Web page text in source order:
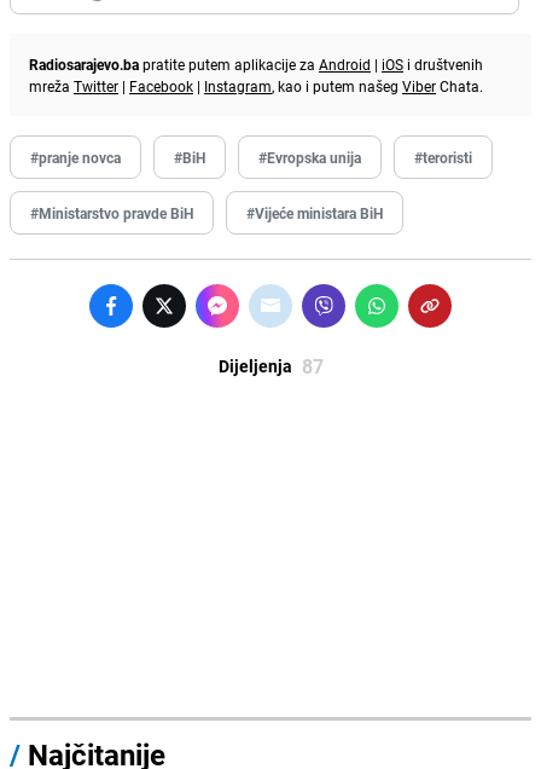
Radiosarajevo.bapratite putem aplikacije za Android | iOS i društvenih
mreža Twitter | Facebook | Instagram, kao i putem našeg ViberChata.
#pranje novca #BiH #Evropska unija #teroristi
#Ministarstvo pravde BiH #Vijeće ministara BiH
Dijeljenja 87
/ Najčitanije